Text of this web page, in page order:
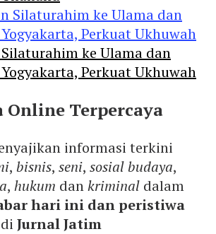
Silaturahim ke Ulama dan
Perkuat Ukhuwah
Online Terpercaya
informasi terkini
, bisnis, seni, sosial budaya,
, hukum dankriminal dalam
hari ini dan peristiwa
Jurnal Jatim